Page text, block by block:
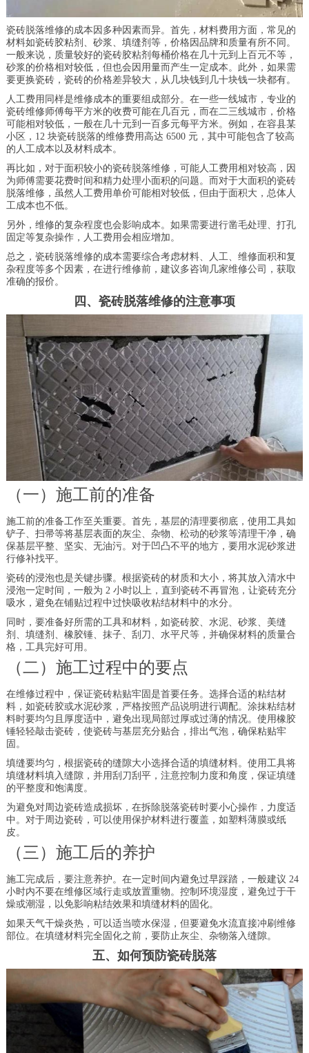
瓷砖脱落维修的成本因多种因素而异。首先，材料费用方面，常见的
材料如瓷砖胶粘剂、砂浆、填缝剂等，价格因品牌和质量有所不同。
一般来说，质量较好的瓷砖胶粘剂每桶价格在几十元到上百元不等，
砂浆的价格相对较低，但也会因用量而产生一定成本。此外，如果需
要更换瓷砖，瓷砖的价格差异较大，从几块钱到几十块钱一块都有。
人工费用同样是维修成本的重要组成部分。在一些一线城市，专业的
瓷砖维修师傅每平方米的收费可能在几百元，而在二三线城市，价格
可能相对较低，一般在几十元到一百多元每平方米。例如，在容县某
小区，12 块瓷砖脱落的维修费用高达 6500 元，其中可能包含了较高
的人工成本以及材料成本。
再比如，对于面积较小的瓷砖脱落维修，可能人工费用相对较高，因
为师傅需要花费时间和精力处理小面积的问题。而对于大面积的瓷砖
脱落维修，虽然人工费用单价可能相对较低，但由于面积大，总体人
工成本也不低。
另外，维修的复杂程度也会影响成本。如果需要进行凿毛处理、打孔
固定等复杂操作，人工费用会相应增加。
总之，瓷砖脱落维修的成本需要综合考虑材料、人工、维修面积和复
杂程度等多个因素，在进行维修前，建议多咨询几家维修公司，获取
准确的报价。
四、瓷砖脱落维修的注意事项
（一）施工前的准备
施工前的准备工作至关重要。首先，基层的清理要彻底，使用工具如
铲子、扫帚等将基层表面的灰尘、杂物、松动的砂浆等清理干净，确
保基层平整、坚实、无油污。对于凹凸不平的地方，要用水泥砂浆进
行修补找平。
瓷砖的浸泡也是关键步骤。根据瓷砖的材质和大小，将其放入清水中
浸泡一定时间，一般为 2 小时以上，直到瓷砖不再冒泡，让瓷砖充分
吸水，避免在铺贴过程中过快吸收粘结材料中的水分。
同时，要准备好所需的工具和材料，如瓷砖胶、水泥、砂浆、美缝
剂、填缝剂、橡胶锤、抹子、刮刀、水平尺等，并确保材料的质量合
格，工具完好可用。
（二）施工过程中的要点
在维修过程中，保证瓷砖粘贴牢固是首要任务。选择合适的粘结材
料，如瓷砖胶或水泥砂浆，严格按照产品说明进行调配。涂抹粘结材
料时要均匀且厚度适中，避免出现局部过厚或过薄的情况。使用橡胶
锤轻轻敲击瓷砖，使瓷砖与基层充分贴合，排出气泡，确保粘贴牢
固。
填缝要均匀，根据瓷砖的缝隙大小选择合适的填缝材料。使用工具将
填缝材料填入缝隙，并用刮刀刮平，注意控制力度和角度，保证填缝
的平整度和饱满度。
为避免对周边瓷砖造成损坏，在拆除脱落瓷砖时要小心操作，力度适
中。对于周边瓷砖，可以使用保护材料进行覆盖，如塑料薄膜或纸
皮。
（三）施工后的养护
施工完成后，要注意养护。在一定时间内避免过早踩踏，一般建议 24
小时内不要在维修区域行走或放置重物。控制环境湿度，避免过于干
燥或潮湿，以免影响粘结效果和填缝材料的固化。
如果天气干燥炎热，可以适当喷水保湿，但要避免水流直接冲刷维修
部位。在填缝材料完全固化之前，要防止灰尘、杂物落入缝隙。
五、如何预防瓷砖脱落